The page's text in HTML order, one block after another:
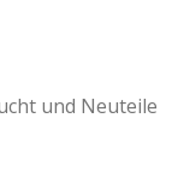
und Neuteile